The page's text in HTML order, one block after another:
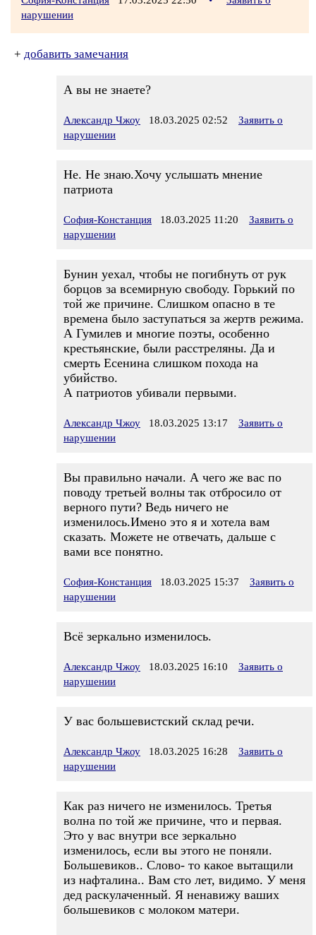
нарушении
+ добавить замечания
А вы не знаете?
Александр Чжоу 18.03.2025 02:52
Заявить о
нарушении
Не. Не знаю.Хочу услышать мнение
патриота
София-Констанция 18.03.2025 11:20
Заявить о
нарушении
Бунин уехал, чтобы не погибнуть от рук
борцов за всемирную свободу. Горький по
той же причине. Слишком опасно в те
времена было заступаться за жертв режима.
А Гумилев и многие поэты, особенно
крестьянские, были расстреляны. Да и
смерть Есенина слишком похода на
убийство.
А патриотов убивали первыми.
Александр Чжоу 18.03.2025 13:17
Заявить о
нарушении
Вы правильно начали. А чего же вас по
поводу третьей волны так отбросило от
верного пути? Ведь ничего не
изменилось.Имено это я и хотела вам
сказать. Можете не отвечать, дальше с
вами все понятно.
София-Констанция 18.03.2025 15:37
Заявить о
нарушении
Всё зеркально изменилось.
Александр Чжоу 18.03.2025 16:10
Заявить о
нарушении
У вас большевистский склад речи.
Александр Чжоу 18.03.2025 16:28
Заявить о
нарушении
Как раз ничего не изменилось. Третья
волна по той же причине, что и первая.
Это у вас внутри все зеркально
изменилось, если вы этого не поняли.
Большевиков.. Слово- то какое вытащили
из нафталина.. Вам сто лет, видимо. У меня
дед раскулаченный. Я ненавижу ваших
большевиков с молоком матери.